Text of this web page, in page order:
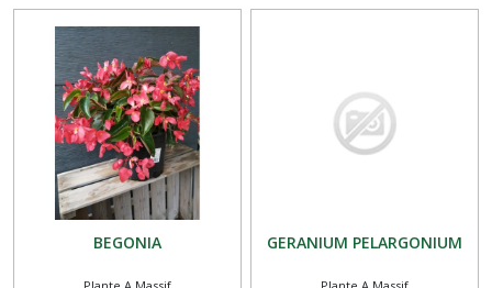
BEGONIA
Plante A Massif
GERANIUM PELARGONIUM
Plante A Massif